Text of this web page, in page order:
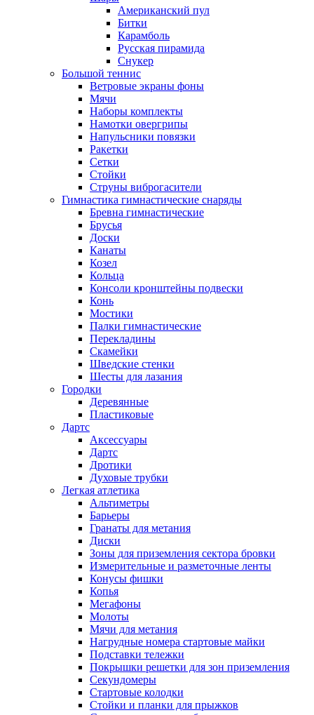
Американский пул
Битки
Карамболь
Русская пирамида
Снукер
Большой теннис
Ветровые экраны фоны
Мячи
Наборы комплекты
Намотки овергрипы
Напульсники повязки
Ракетки
Сетки
Стойки
Струны виброгасители
Гимнастика гимнастические снаряды
Бревна гимнастические
Брусья
Доски
Канаты
Козел
Кольца
Консоли кронштейны подвески
Конь
Мостики
Палки гимнастические
Перекладины
Скамейки
Шведские стенки
Шесты для лазания
Городки
Деревянные
Пластиковые
Дартс
Аксессуары
Дартс
Дротики
Духовые трубки
Легкая атлетика
Альтиметры
Барьеры
Гранаты для метания
Диски
Зоны для приземления сектора бровки
Измерительные и разметочные ленты
Конусы фишки
Копья
Мегафоны
Молоты
Мячи для метания
Нагрудные номера стартовые майки
Подставки тележки
Покрышки решетки для зон приземления
Секундомеры
Стартовые колодки
Стойки и планки для прыжков